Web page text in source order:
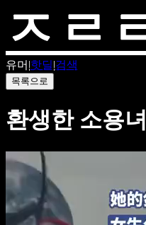
유머 |핫딜|검색
목록으로
환생한 소용녀